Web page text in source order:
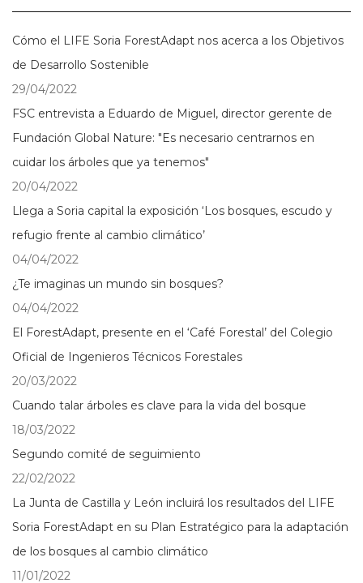
Cómo el LIFE Soria ForestAdapt nos acerca a los Objetivos
de Desarrollo Sostenible
29/04/2022
FSC entrevista a Eduardo de Miguel, director gerente de
Fundación Global Nature: "Es necesario centrarnos en
cuidar los árboles que ya tenemos"
20/04/2022
Llega a Soria capital la exposición ‘Los bosques, escudo y
refugio frente al cambio climático’
04/04/2022
¿Te imaginas un mundo sin bosques?
04/04/2022
El ForestAdapt, presente en el ‘Café Forestal’ del Colegio
Oficial de Ingenieros Técnicos Forestales
20/03/2022
Cuando talar árboles es clave para la vida del bosque
18/03/2022
Segundo comité de seguimiento
22/02/2022
La Junta de Castilla y León incluirá los resultados del LIFE
Soria ForestAdapt en su Plan Estratégico para la adaptación
de los bosques al cambio climático
11/01/2022